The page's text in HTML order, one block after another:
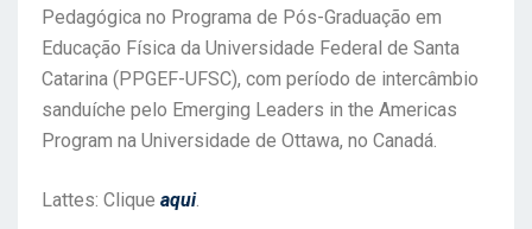
Pedagógica no Programa de Pós-Graduação em
Educação Física da Universidade Federal de Santa
Catarina (PPGEF-UFSC), com período de intercâmbio
sanduíche pelo Emerging Leaders in the Americas
Program na Universidade de Ottawa, no Canadá.
Lattes: Clique aqui.